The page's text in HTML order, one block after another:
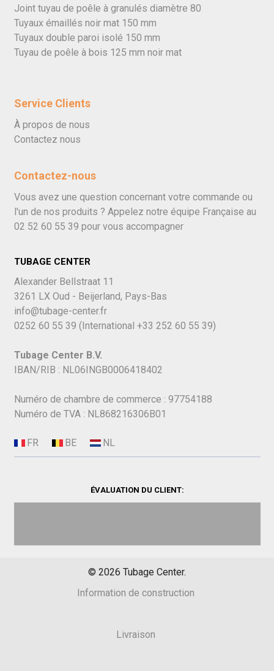
Joint tuyau de poêle à granulés diamètre 80
Tuyaux émaillés noir mat 150 mm
Tuyaux double paroi isolé 150 mm
Tuyau de poêle à bois 125 mm noir mat
Service Clients
À propos de nous
Contactez nous
Contactez-nous
Vous avez une question concernant votre commande ou
l'un de nos produits ? Appelez notre équipe Française au
02 52 60 55 39 pour vous accompagner
TUBAGE CENTER
Alexander Bellstraat 11
3261 LX Oud - Beijerland, Pays-Bas
info@tubage-center.fr
0252 60 55 39 (International +33 252 60 55 39)
Tubage Center B.V.
IBAN/RIB : NL06INGB0006418402
Numéro de chambre de commerce : 97754188
Numéro de TVA : NL868216306B01
ÉVALUATION DU CLIENT:
© 2026 Tubage Center.
Information de construction
Livraison